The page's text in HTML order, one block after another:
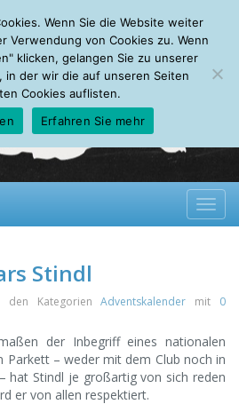
Autoren Leseempfehlungen FAQ
Stindl
den KategorienAdventskalender mit 0
der Inbegriff eines nationalen
Parkett – weder mit dem Club noch in
hat Stindl je großartig von sich reden
er von allen respektiert.
Wenn Sie die Website weiter
Verwendung von Cookies zu. Wenn
klicken, gelangen Sie zu unserer
in der wir die auf unseren Seiten
Cookies auflisten.
Erfahren Sie mehr